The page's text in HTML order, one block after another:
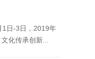
1日-3日，2019年
文化传承创新...